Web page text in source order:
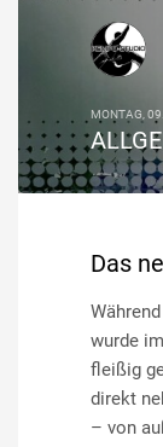
MONTAG,
Das
wurde
fleißig
direkt
– von